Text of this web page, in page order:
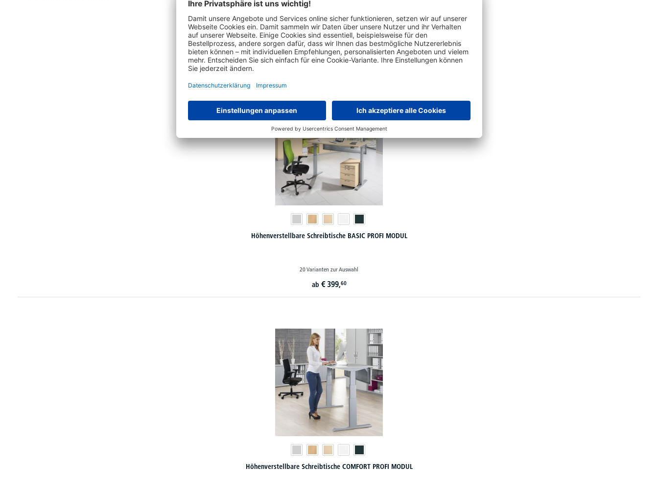
Vervollständigen Sie Ihr PROFI MODUL Büromöbelprogramm
Höhenverstellbare Schreibtische BASIC PROFI MODUL
20 Varianten zur Auswahl
ab € 399,60
Höhenverstellbare Schreibtische COMFORT PROFI MODUL